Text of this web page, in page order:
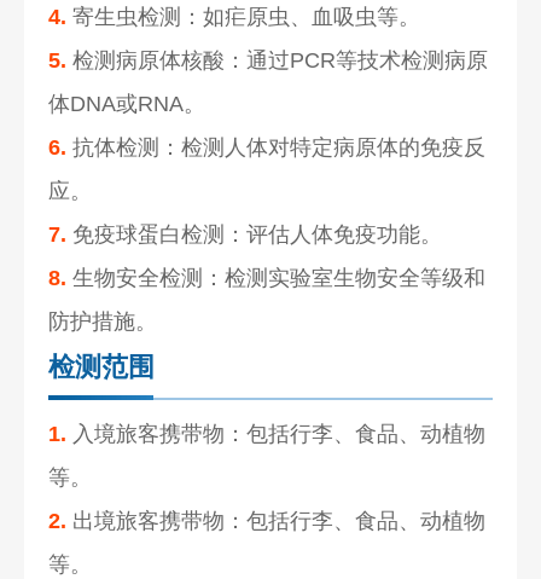
4. 寄生虫检测：如疟原虫、血吸虫等。
5. 检测病原体核酸：通过PCR等技术检测病原
体DNA或RNA。
6. 抗体检测：检测人体对特定病原体的免疫反
应。
7. 免疫球蛋白检测：评估人体免疫功能。
8. 生物安全检测：检测实验室生物安全等级和
防护措施。
检测范围
1. 入境旅客携带物：包括行李、食品、动植物
等。
2. 出境旅客携带物：包括行李、食品、动植物
等。